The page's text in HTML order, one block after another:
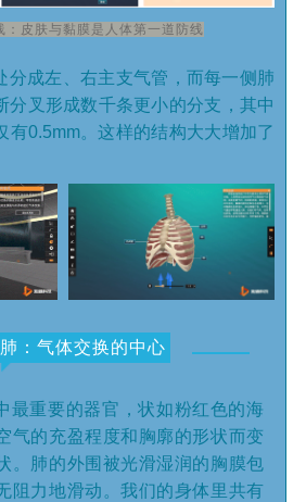
：皮肤与黏膜是人体第一道防线
分成左、右主支气管，而每一侧肺
分叉形成数千条更小的分支，其中
有0.5mm。这样的结构大大增加了
肺：气体交换的中心
最重要的器官，状如粉红色的海
气的充盈程度和胸廓的形状而变
。肺的外围被光滑湿润的胸膜包
阻力地滑动。我们的身体里共有